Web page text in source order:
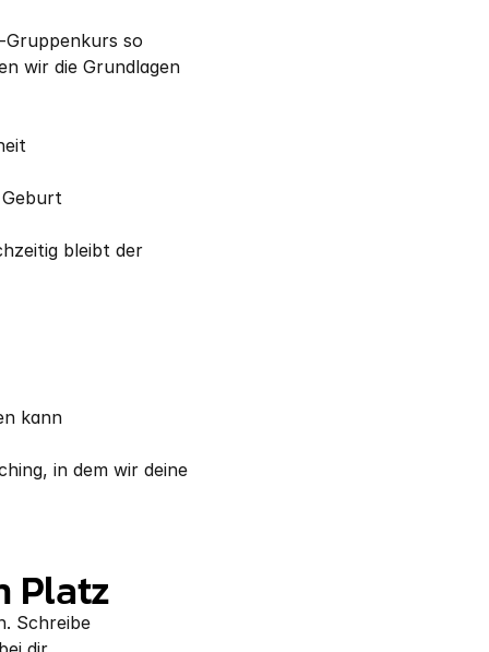
Gruppenkurs so
wir die Grundlagen
Geburt
bleibt der
kann
in dem wir deine
Platz
Schreibe